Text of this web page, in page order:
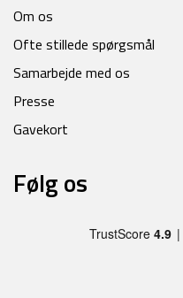
Om os
Ofte stillede spørgsmål
Samarbejde med os
Presse
Gavekort
Følg os